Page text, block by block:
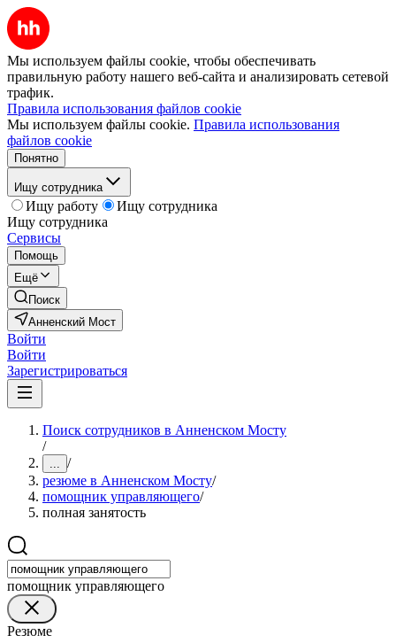
Мы используем файлы cookie, чтобы обеспечивать
правильную работу нашего веб-сайта и анализировать сетевой
трафик.
Правила использования файлов cookie
Мы используем файлы cookie. Правила использования
файлов cookie
Понятно
Ищу сотрудника
Ищу работу
Ищу сотрудника
Ищу сотрудника
Сервисы
Помощь
Ещё
Поиск
Анненский Мост
Войти
Войти
Зарегистрироваться
Поиск сотрудников в Анненском Мосту
/
... /
резюме в Анненском Мосту/
помощник управляющего/
полная занятость
помощник управляющего
Резюме